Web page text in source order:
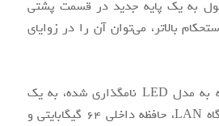
به یک پایه جدید در قسمت پشتی
بالاتر، ‌می‌توان آن را در زوایای
نینتندو سوییچ جدید که به مدل LED نامگذاری شده، به یک
داک جدید به همراه درگاه LAN، حافظه داخلی 64 گیگابایتی و